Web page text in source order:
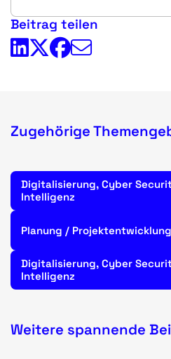
Beitrag teilen
Zugehörige
Digitalisierung, Cyber
Intelligenz
Planung / Projektentwicklung
Digitalisierung, Cyber
Intelligenz
Weitere spannende